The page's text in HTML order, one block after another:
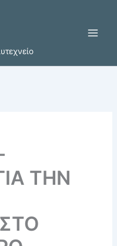
ΤΗΝ